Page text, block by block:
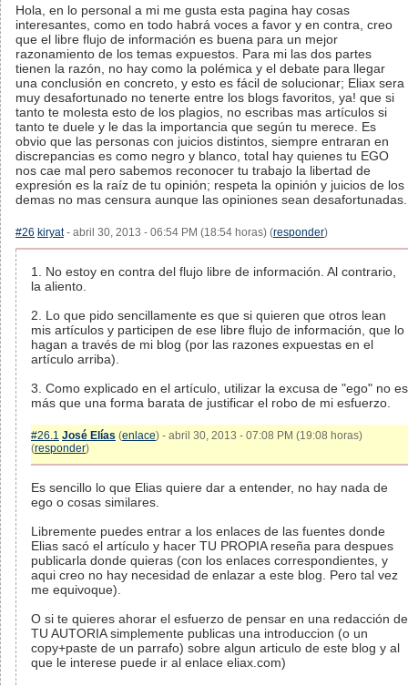
Hola, en lo personal a mi me gusta esta pagina hay cosas
interesantes, como en todo habrá voces a favor y en contra, creo
que el libre flujo de información es buena para un mejor
razonamiento de los temas expuestos. Para mi las dos partes
tienen la razón, no hay como la polémica y el debate para llegar
una conclusión en concreto, y esto es fácil de solucionar; Eliax sera
muy desafortunado no tenerte entre los blogs favoritos, ya! que si
tanto te molesta esto de los plagios, no escribas mas artículos si
tanto te duele y le das la importancia que según tu merece. Es
obvio que las personas con juicios distintos, siempre entraran en
discrepancias es como negro y blanco, total hay quienes tu EGO
nos cae mal pero sabemos reconocer tu trabajo la libertad de
expresión es la raíz de tu opinión; respeta la opinión y juicios de los
demas no mas censura aunque las opiniones sean desafortunadas.
#26 kiryat- abril 30, 2013 - 06:54 PM (18:54 horas) (responder)
1. No estoy en contra del flujo libre de información. Al contrario,
la aliento.
2. Lo que pido sencillamente es que si quieren que otros lean
mis artículos y participen de ese libre flujo de información, que lo
hagan a través de mi blog (por las razones expuestas en el
artículo arriba).
3. Como explicado en el artículo, utilizar la excusa de "ego" no es
más que una forma barata de justificar el robo de mi esfuerzo.
#26.1 José Elías (enlace) - abril 30, 2013 - 07:08 PM (19:08 horas)
(responder)
Es sencillo lo que Elias quiere dar a entender, no hay nada de
ego o cosas similares.
Libremente puedes entrar a los enlaces de las fuentes donde
Elias sacó el artículo y hacer TU PROPIA reseña para despues
publicarla donde quieras (con los enlaces correspondientes, y
aqui creo no hay necesidad de enlazar a este blog. Pero tal vez
me equivoque).
O si te quieres ahorar el esfuerzo de pensar en una redacción de
TU AUTORIA simplemente publicas una introduccion (o un
copy+paste de un parrafo) sobre algun articulo de este blog y al
que le interese puede ir al enlace eliax.com)